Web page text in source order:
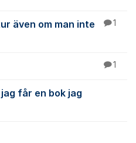
även om man inte
1
1
får en bok jag